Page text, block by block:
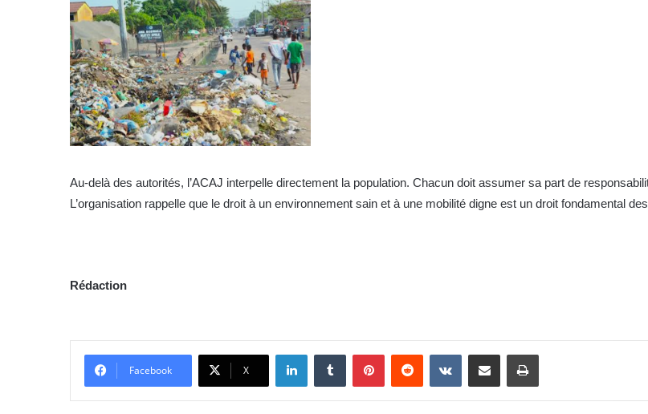
Au-delà des autorités, l’ACAJ interpelle directement la population. Chacun doit assumer sa part de
L’organisation rappelle que le droit à un environnement sain et à une mobilité digne est un droit fondamental
Rédaction
Facebook X